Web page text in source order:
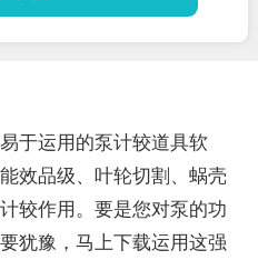
于运用的泵计较道具软
效品级、叶轮切割、蜗壳
较作用。要是您对泵的功
犹豫，马上下载运用这强